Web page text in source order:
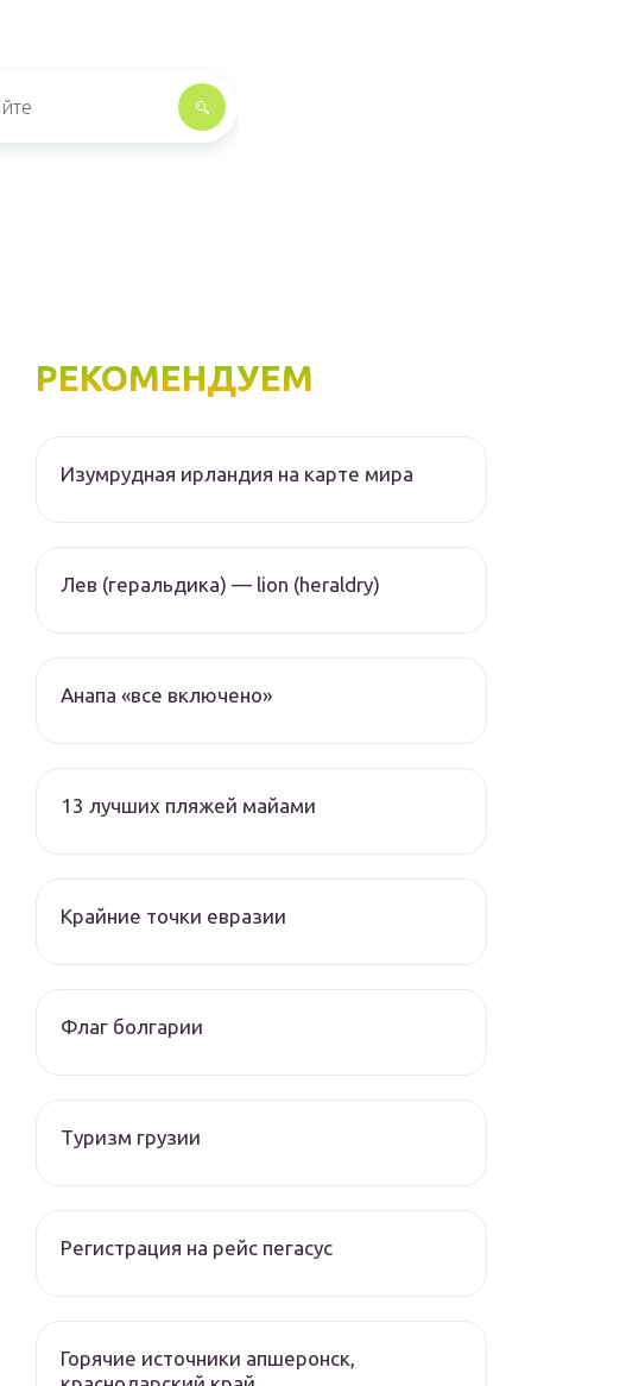
РЕКОМЕНДУЕМ
Изумрудная ирландия на карте мира
Лев (геральдика) — lion (heraldry)
Анапа «все включено»
13 лучших пляжей майами
Крайние точки евразии
Флаг болгарии
Туризм грузии
Регистрация на рейс пегасус
Горячие источники апшеронск,